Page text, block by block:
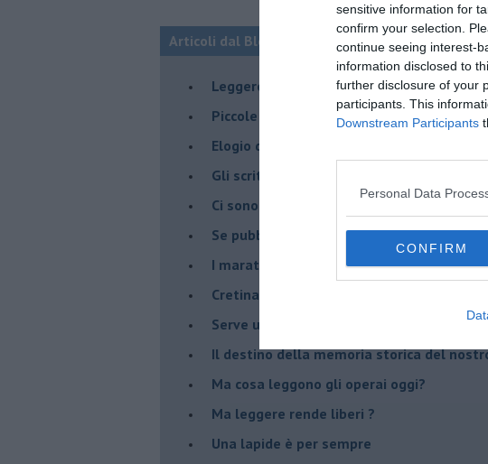
sensitive information for
confirm your selection.
continue seeing interest-
information disclosed to
further disclosure of your
participants. This
Downstream Participants
Personal Data
CONFIRM
Articoli dal Blog “Leggere” di Roberto Cerri
​Leggere in Nazionale
​Piccole biblioteche spariscono!
​Elogio della nanoeditoria
Gli scrittori e i sabotatori
Ci sono libri che fanno paura
Se pubblicassimo e leggessimo solo libri
I maratoneti della lettura
Cretinate in vendita, responsabili anche i
Serve un software per segnalare i testi
​Il destino della memoria storica del
Ma cosa leggono gli operai oggi?
Ma leggere rende liberi ?
​Una lapide è per sempre